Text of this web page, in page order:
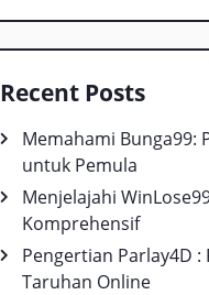
Recent Posts
Memahami Bunga99:
untuk Pemula
Menjelajahi
Komprehensif
Pengertian Parlay4D :
Taruhan Online